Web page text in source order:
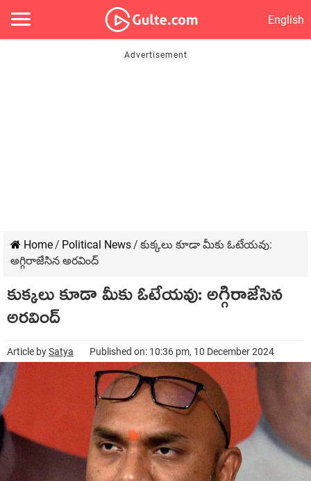
English
Home/ Political News/ కుక్క‌లు కూడా మీకు ఓటేయ‌వు:
అగ్గిరాజేసిన అర‌వింద్‌
కుక్క‌లు కూడా మీకు ఓటేయ‌వు: అగ్గిరాజేసిన
అర‌వింద్‌
Article bySatya Published on: 10:36 pm, 10 December 2024